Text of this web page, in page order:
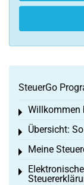
SteuerGo
Willkommen
Toggle menu
Übersicht:
Toggle menu
Meine
Toggle menu
Toggle menu